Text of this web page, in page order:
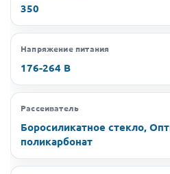
350
Напряжение питания
176-264 В
Рассеиватель
Боросиликатное стекло,
поликарбонат